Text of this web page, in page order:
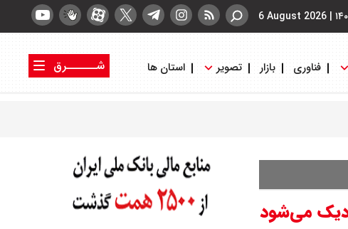
|
6 August 2026
فناوری بازار تصویر استان ها
شــــــرق
می‌شود